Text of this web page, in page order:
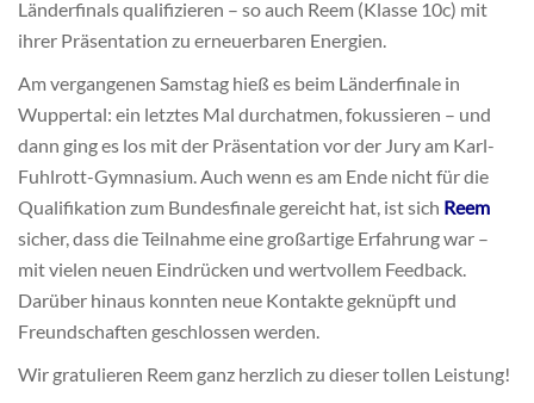
Länderfinals qualifizieren – so auch Reem (Klasse 10c) mit
ihrer Präsentation zu erneuerbaren Energien.
Am vergangenen Samstag hieß es beim Länderfinale in
Wuppertal: ein letztes Mal durchatmen, fokussieren – und
dann ging es los mit der Präsentation vor der Jury am Karl-
Fuhlrott-Gymnasium. Auch wenn es am Ende nicht für die
Qualifikation zum Bundesfinale gereicht hat, ist sich Reem
sicher, dass die Teilnahme eine großartige Erfahrung war –
mit vielen neuen Eindrücken und wertvollem Feedback.
Darüber hinaus konnten neue Kontakte geknüpft und
Freundschaften geschlossen werden.
Wir gratulieren Reem ganz herzlich zu dieser tollen Leistung!